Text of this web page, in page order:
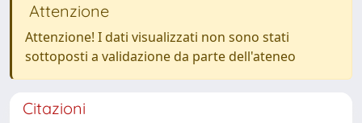
Attenzione
Attenzione! I dati visualizzati non sono stati
sottoposti a validazione da parte dell'ateneo
Citazioni